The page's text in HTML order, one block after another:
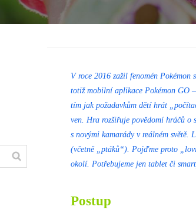
V roce 2016 zažil fenomén
totiž mobilní aplikace Pokémon GO
tím jak požadavkům dětí hrát
ven. Hra rozšiřuje povědomí hráčů o
s novými kamarády v reálném světě.
(včetně „ptáků“). Pojďme proto
okolí. Potřebujeme jen tablet či
Postup